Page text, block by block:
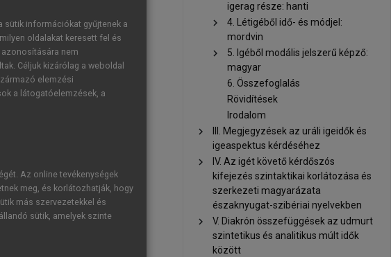
nyelvek közül ez az
török és mongol
már csak nyolc idősebb
anyagot, 1914-ben pedig
Anton Schiefner adta ki
„A kamassz
teljes igék aspektuális
vizsgálta (2002), többek
ragozott ige (ilyenkor
igerag része: hanti
chevron_right
4. Létigéből idő- és módjel:
mordvin
chevron_right
5. Igéből modális jelszerű képző:
magyar
6. Összefoglalás
Rövidítések
Irodalom
chevron_right
III. Megjegyzések az uráli igeidők és
igeaspektus kérdéséhez
chevron_right
IV. Az igét követő kérdőszós
kifejezés szintaktikai korlátozása és
szerkezeti magyarázata
északnyugat-szibériai nyelvekben
chevron_right
V. Diakrón összefüggések az udmurt
szintetikus és analitikus múlt idők
között
sütik információkat gyűjtenek a
oldalakat keresett fel és
nem
Céljuk kizárólag a weboldal
elemzési
a látogatóelemzések, a
Az online tevékenységek
meg, és korlátozhatják, hogy
más szervezetekkel és
sütik, amelyek szinte